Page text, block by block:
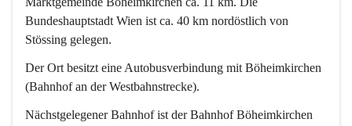
Bundeshauptstadt Wien ist ca. 40 km nordöstlich von
Stössing gelegen.
Der Ort besitzt eine Autobusverbindung mit Böheimkirchen
(Bahnhof an der Westbahnstrecke).
Nächstgelegener Bahnhof ist der Bahnhof Böheimkirchen